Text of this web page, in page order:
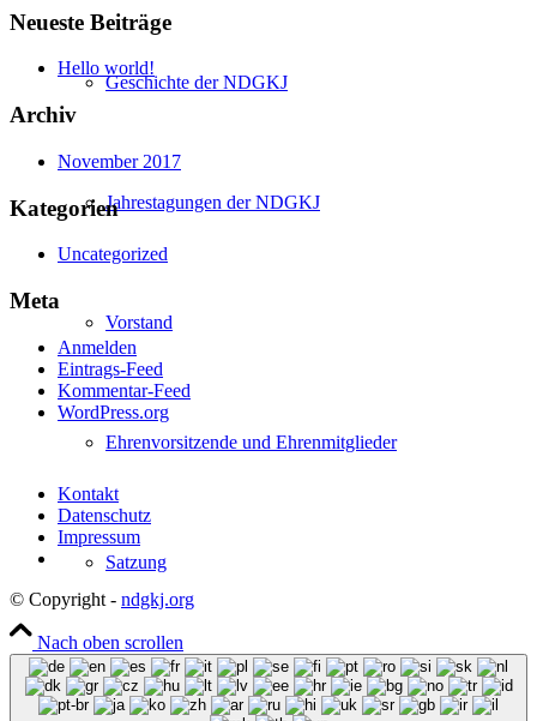
Geschichte der NDGKJ
Jahrestagungen der NDGKJ
Vorstand
Ehrenvorsitzende und Ehrenmitglieder
Satzung
Nachwuchsförderung
Neueste Beiträge
Hello world!
Archiv
November 2017
Kategorien
Uncategorized
Meta
Anmelden
Eintrags-Feed
Kommentar-Feed
WordPress.org
Kontakt
Datenschutz
Impressum
© Copyright - ndgkj.org
Nach oben scrollen